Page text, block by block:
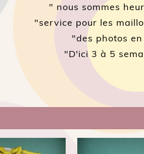
" nous sommes
"service pour les
"des photos
"D'ici 3 à 5